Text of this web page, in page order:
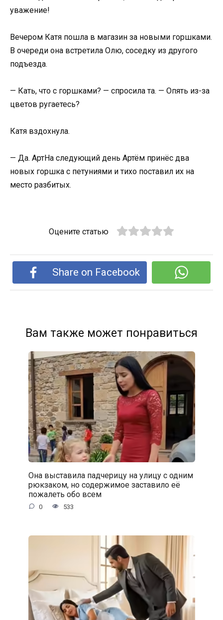
уважение!
Вечером Катя пошла в магазин за новыми горшками.
В очереди она встретила Олю, соседку из другого
подъезда.
— Кать, что с горшками? — спросила та. — Опять из-за
цветов ругаетесь?
Катя вздохнула.
— Да. АртНа следующий день Артём принёс два
новых горшка с петуниями и тихо поставил их на
место разбитых.
Оцените статью
Share on Facebook
Вам также может понравиться
Она выставила падчерицу на улицу с одним
рюкзаком, но содержимое заставило её
пожалеть обо всем
0 533